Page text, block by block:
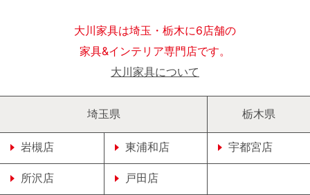
大川家具は埼玉・栃木に6店舗の
家具&インテリア専門店です。
大川家具について
埼玉県
岩槻店 東浦和店
所沢店 戸田店
栃木県
宇都宮店